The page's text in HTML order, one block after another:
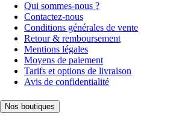
Qui sommes-nous ?
Contactez-nous
Conditions générales de vente
Retour & remboursement
Mentions légales
Moyens de paiement
Tarifs et options de livraison
Avis de confidentialité
Nos boutiques